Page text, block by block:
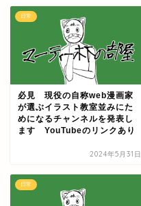
日常
必見 現役の自称web漫画家
が選ぶイラスト教室並みにた
めになるチャンネルを発表し
ます YouTubeのリンクあり
2024年5月31日
日常